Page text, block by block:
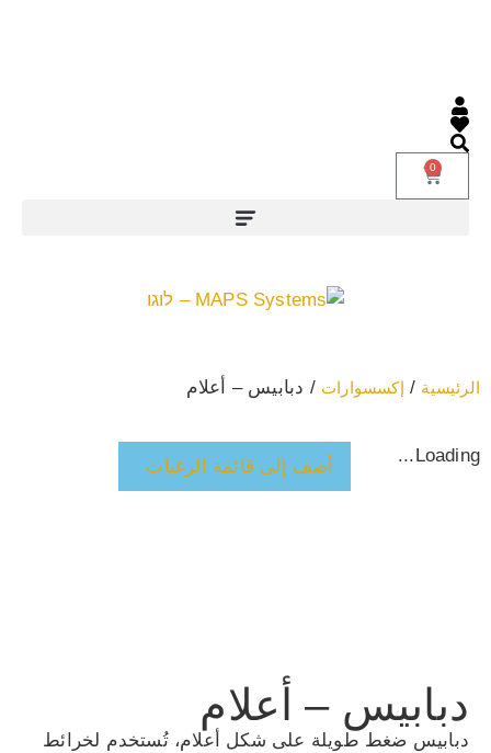
0
الرئيسية/إكسسوارات/ دبابيس – أعلام
دبابيس – أعلام
دبابيس ضغط طويلة على شكل أعلام، تُستخدم لخرائط
أضف إلى قائمة الرغبات
Loading...